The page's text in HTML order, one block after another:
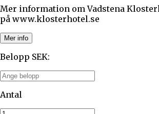
Mer information om Vadstena
på www.klosterhotel.se
Mer info
Belopp SEK:
Antal